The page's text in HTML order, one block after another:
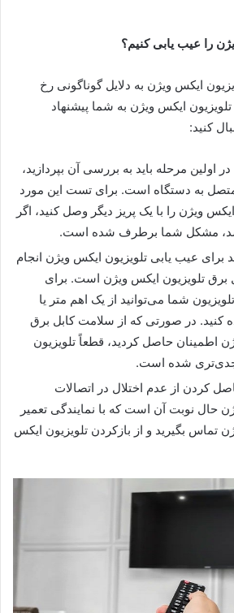
را عیب یابی کنیم؟
ایکس ویژن به دلایل گوناگونی رخ
ایکس ویژن به شما پیشنهاد
کنید:
اولین مرحله باید به بررسی آن بپردازید،
به دستگاه است. برای تست این مورد
ویژن را با یک پریز دیگر وصل کنید، اگر
مشکل شما برطرف شده است.
برای عیب یابی تلویزیون ایکس ویژن انجام
برق تلویزیون ایکس ویژن است. برای
شما می‌توانید از یک اهم متر یا
کنید. در صورتی که از سلامت کابل برق
اطمینان حاصل کردید، قطعاً تلویزیون
شده است.
کردن از عدم اختلال در اتصالات
حال نوبت آن است که با نمایندگی تعمیر
تماس بگیرید و از بازکردن تلویزیون ایکس